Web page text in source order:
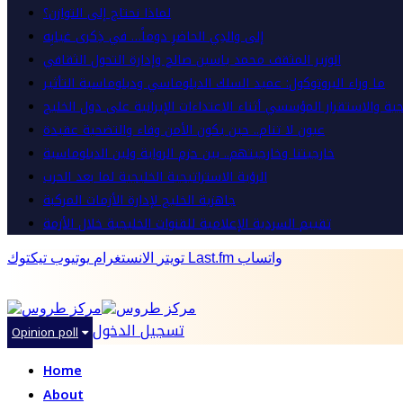
لماذا نحتاج إلى التوازن؟
إلى والدِي الحاضرِ دوماً… في ذِكرى غيابِه
الوزير المثقف محمد ياسين صالح وإدارة التحول الثقافي
ما وراء البروتوكول: عميد السلك الدبلوماسي ودبلوماسية التأثير
والاستقرار المؤسسي أثناء الاعتداءات الإيرانية على دول الخليج
عيون لا تنام.. حين يكون الأمن وفاء والتضحية عقيدة
خارجيتنا وخارجيتهم.. بين حزم الرواية ولين الدبلوماسية
الرؤية الاستراتيجية الخليجية لما بعد الحرب
جاهزية الخليج لإدارة الأزمات المركبة
تقييم السردية الإعلامية للقنوات الخليجية خلال الأزمة
تويتر الانستغرام يوتيوب تيكتوك Last.fm واتساب
Opinion poll تسجيل الدخول
Home
About